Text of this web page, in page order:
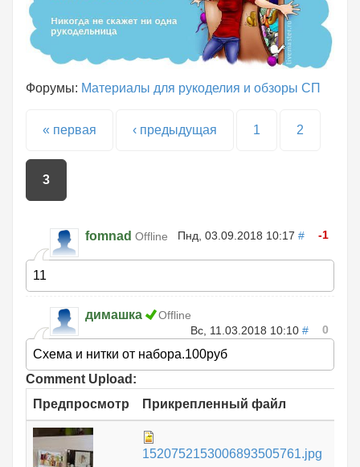
Форумы: Материалы для рукоделия и обзоры СП
Страницы
« первая ‹ предыдущая 1 2
3
fomnad Offline Пнд, 03.09.2018 10:17 # -1
11
димашка
Offline
Вс, 11.03.2018 10:10 # 0
Схема и нитки от набора.100руб
Comment Upload:
Предпросмотр
Прикрепленный файл
1520752153006893505761.jpg